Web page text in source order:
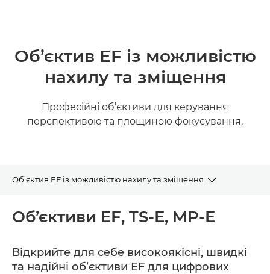
Об’єктив EF із можливістю
нахилу та зміщення
Професійні об’єктиви для керування
перспективою та площиною фокусування.
Об’єктив EF із можливістю нахилу та зміщення
EF
Об’єктиви EF, TS-E, MP-E
Відкрийте для себе високоякісні, швидкі
та надійні об’єктиви EF для цифрових